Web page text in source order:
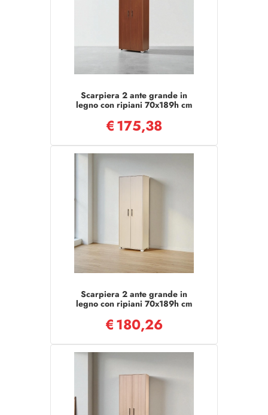
Scarpiera 2 ante grande in
legno con ripiani 70x189h cm
€175,38
Scarpiera 2 ante grande in
legno con ripiani 70x189h cm
€180,26